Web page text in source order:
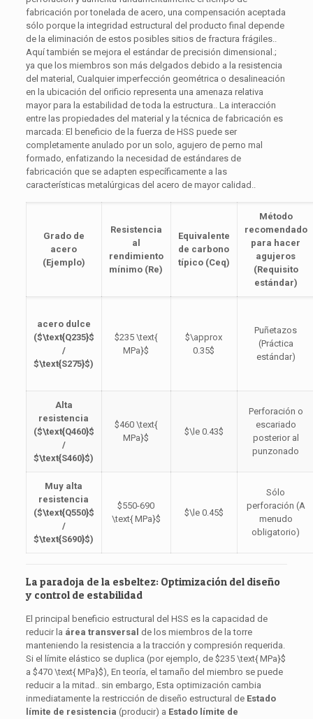
fabricación por tonelada de acero, una compensación aceptada
sólo porque la integridad estructural del producto final depende
de la eliminación de estos posibles sitios de fractura frágiles..
Aquí también se mejora el estándar de precisión dimensional.;
ya que los miembros son más delgados debido a la resistencia
del material, Cualquier imperfección geométrica o desalineación
en la ubicación del orificio representa una amenaza relativa
mayor para la estabilidad de toda la estructura.. La interacción
entre las propiedades del material y la técnica de fabricación es
marcada: El beneficio de la fuerza de HSS puede ser
completamente anulado por un solo, agujero de perno mal
formado, enfatizando la necesidad de estándares de
fabricación que se adapten específicamente a las
características metalúrgicas del acero de mayor calidad..
Grado de
acero
(Ejemplo)
Resistencia
al
rendimiento
mínimo (Re​)
Equivalente
de carbono
típico (Ceq)
Método
recomendado
para hacer
agujeros
(Requisito
estándar)
acero dulce
($\text{Q235}$
/
$\text{S275}$)
$235 \text{
MPa}$
$\approx
0.35$
Puñetazos
(Práctica
estándar)
Alta
resistencia
($\text{Q460}$
/
$\text{S460}$)
$460 \text{
MPa}$
$\le 0.43$
Perforación o
escariado
posterior al
punzonado
Muy alta
resistencia
($\text{Q550}$
/
$\text{S690}$)
$550-690
\text{ MPa}$
$\le 0.45$
Sólo
perforación (A
menudo
obligatorio)
La paradoja de la esbeltez: Optimización del diseño
y control de estabilidad
El principal beneficio estructural del HSS es la capacidad de
reducir la área transversal de los miembros de la torre
manteniendo la resistencia a la tracción y compresión requerida.
Si el límite elástico se duplica (por ejemplo, de $235 \text{ MPa}$
a $470 \text{ MPa}$), En teoría, el tamaño del miembro se puede
reducir a la mitad.. sin embargo, Esta optimización cambia
inmediatamente la restricción de diseño estructural de Estado
límite de resistencia (producir) a Estado límite de